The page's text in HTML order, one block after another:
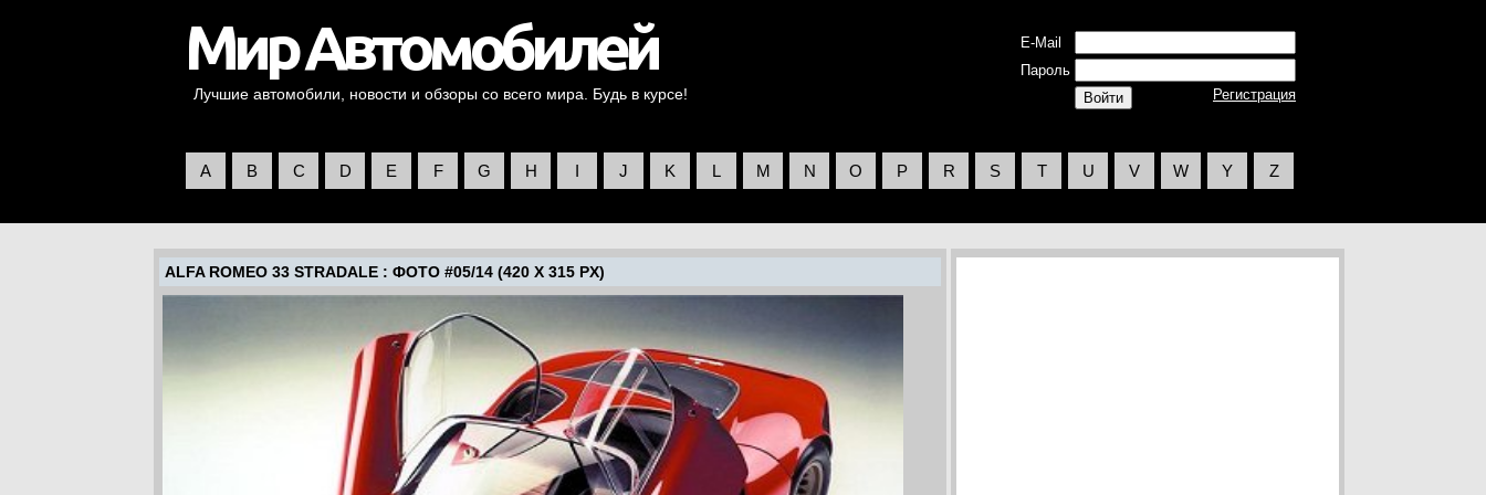
Лучшие автомобили, новости и обзоры со всего мира. Будь в курсе!
E-Mail
Пароль
Регистрация
A B C D E F G H I J K L M N O P R S T U V W Y Z
ALFA ROMEO 33 STRADALE: ФОТО #05/14 (420 X 315 PX)